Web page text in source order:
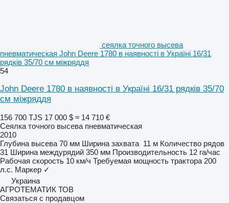
сеялка точного высева
пневматическая John Deere 1780 в наявності в Україні 16/31
рядків 35/70 см міжряддя
54
John Deere 1780 в наявності в Україні 16/31 рядків 35/70
см міжряддя
156 700 TJS 17 000 $ ≈ 14 710 €
Сеялка точного высева пневматическая
2010
Глубина высева 70 мм Ширина захвата 11 м Количество рядов
31 Ширина междурядий 350 мм Производительность 12 га/час
Рабочая скорость 10 км/ч Требуемая мощность трактора 200
л.с. Маркер ✓
Украина
АГРОТЕМАТИК ТОВ
Связаться с продавцом